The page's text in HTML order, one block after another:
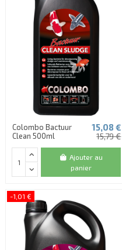
Colombo Bactuur
Clean 500ml
15,08 €
15,79 €
Ajouter au
panier
-1,01 €